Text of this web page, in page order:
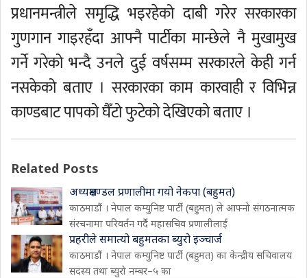
प्रधानमन्त्रीले समृद्धि भइरहेको दाबी गरेर सरकारका
गुणगान गाइरहँदा आफ्नै पार्टीका मान्छेले नै मुखामुख
गर्ने गरेको भन्दै उनले दुई वर्षसम्म सरकारले केही गर्न
नसकेको बताए । सरकारका काम कारवाही र विभिन्न
काण्डबाट पापको घैँटो फुटेको देखिएको बताए ।
Related Posts
अध्यक्षमण्डल प्रणालीमा गयो नेकपा (बहुमत)
काठमाडौं । नेपाल कम्युनिष्ट पार्टी (बहुमत) ले आफ्नो संगठनात्मक
संरचनामा परिवर्तन गर्दै महासचिव प्रणालीलाई
प्रहरीले समात्यो बहुमतका ब्युरो इञ्चार्ज
काठमाडौं । नेपाल कम्युनिष्ट पार्टी (बहुमत) का केन्द्रीय सचिवालय
सदस्य तथा ब्युरो नम्बर–५ का